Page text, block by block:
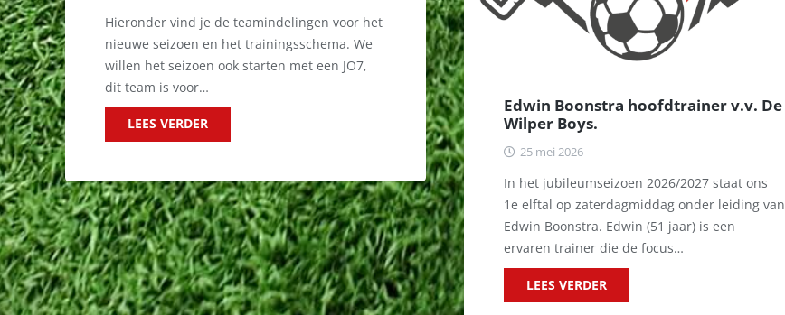
Hieronder vind je de teamindelingen voor het
nieuwe seizoen en het trainingsschema. We
willen het seizoen ook starten met een JO7,
dit team is voor…
LEES VERDER
Edwin Boonstra hoofdtrainer v.v. De
Wilper Boys.
25 mei 2026
In het jubileumseizoen 2026/2027 staat ons
1e elftal op zaterdagmiddag onder leiding van
Edwin Boonstra. Edwin (51 jaar) is een
ervaren trainer die de focus…
LEES VERDER